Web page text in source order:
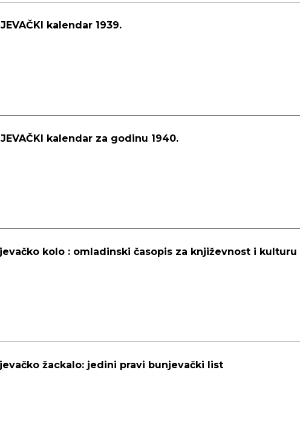
kalendar 1939.
kalendar za godinu 1940.
kolo : omladinski časopis za književnost i kulturu
žackalo: jedini pravi bunjevački list